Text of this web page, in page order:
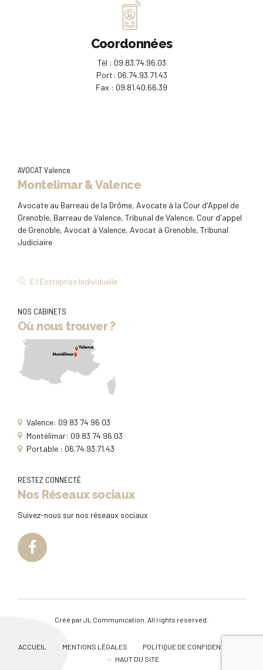
Coordonnées
Tél : 09.83.74.96.03
Port: 06.74.93.71.43
Fax : 09.81.40.66.39
AVOCAT Valence
Montelimar & Valence
Avocate au Barreau de la Drôme, Avocate à la Cour d'Appel de
Grenoble, Barreau de Valence, Tribunal de Valence, Cour d'appel
de Grenoble, Avocat à Valence, Avocat à Grenoble, Tribunal
Judiciaire
E.I Entreprise Individuelle
NOS CABINETS
Où nous trouver ?
Valence: 09 83 74 96 03
Montélimar: 09 83 74 96 03
Portable : 06.74.93.71.43
RESTEZ CONNECTÉ
Nos Réseaux sociaux
Suivez-nous sur nos réseaux sociaux
Créé parJL Communication . All rights reserved.
ACCUEIL MENTIONS LÉGALES
POLITIQUE DE CONFIDENTIALITÉ
HAUT DU SITE